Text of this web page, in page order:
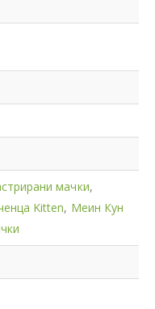
мачки,
Kitten, Меин Кун